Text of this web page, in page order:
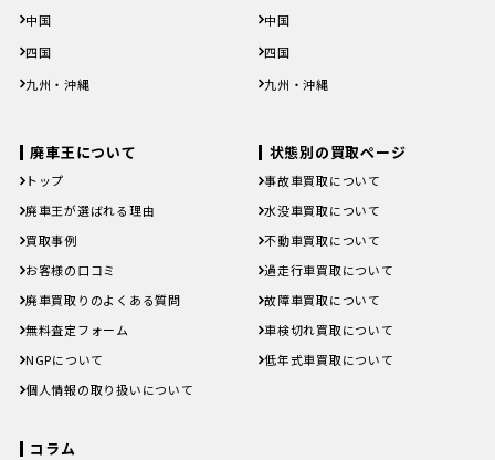
和歌山県
中国
四国
九州・沖縄
和歌山県
中国
四国
九州・沖縄
廃車王について
トップ
廃車王が選ばれる理由
買取事例
お客様の口コミ
廃車買取りのよくある質問
無料査定フォーム
NGPについて
個人情報の取り扱いについて
状態別の買取ページ
事故車買取について
水没車買取について
不動車買取について
過走行車買取について
故障車買取について
車検切れ買取について
低年式車買取について
コラム